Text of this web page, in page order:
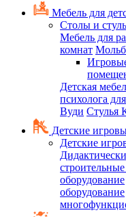
Мебель для
Столы и
Мебель для
комнат
Детская
психолога
Вуди Стулья
Детские
Детские
оборудование
оборудование